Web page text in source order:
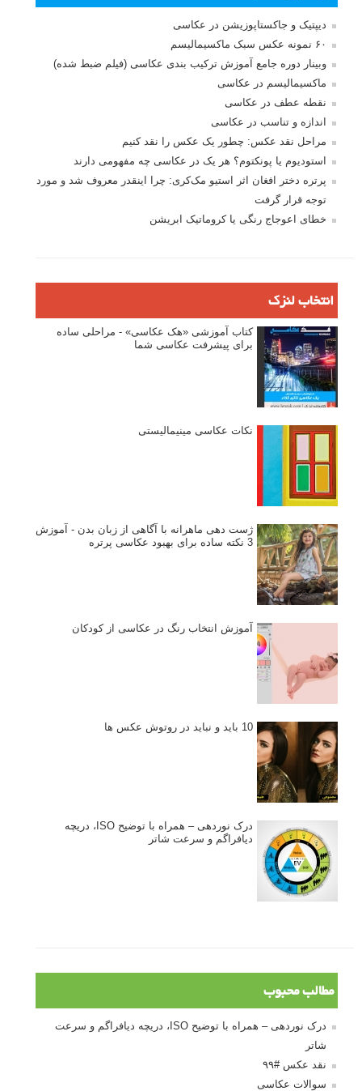
دیپتیک و جاکستا‌پوزیشن در عکاسی
۶۰ نمونه عکس سبک ماکسیمالیسم
وبینار دوره جامع آموزش ترکیب بندی عکاسی (فیلم ضبط شده)
ماکسیمالیسم در عکاسی
نقطه عطف در عکاسی
اندازه و تناسب در عکاسی
مراحل نقد عکس: چطور یک عکس را نقد کنیم
استودیوم یا پونکتوم؟ هر یک در عکاسی چه مفهومی دارند
پرتره دختر افغان اثر استیو مک‌کری: چرا اینقدر معروف شد و مورد
توجه قرار گرفت
خطای اعوجاج رنگی یا کروماتیک ابریشن
انتخاب لنزک
کتاب آموزشی «هک عکاسی» - مراحلی ساده
برای پیشرفت عکاسی شما
نکات عکاسی مینیمالیستی
ژست دهی ماهرانه با آگاهی از زبان بدن - آموزش
3 نکته ساده برای بهبود عکاسی پرتره
آموزش انتخاب رنگ در عکاسی از کودکان
10 باید و نباید در روتوش عکس ها
درک نوردهی – همراه با توضیح ISO، دریچه
دیافراگم و سرعت شاتر
مطالب محبوب
درک نوردهی – همراه با توضیح ISO، دریچه دیافراگم و سرعت
شاتر
نقد عکس #۹۹
سوالات عکاسی